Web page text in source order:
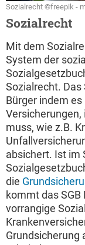
Sozialrecht ©freepik -
Sozialrecht
Mit dem
System der
Sozialrecht.
Bürger indem
muss, wie z.B.
absichert. Ist im
die
kommt das
vorrangige
Grundsicherung